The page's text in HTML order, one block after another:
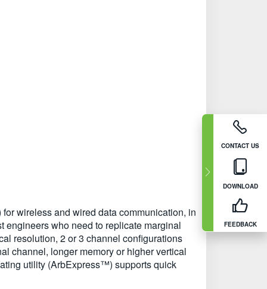
CONTACT US
DOWNLOAD
FEEDBACK
wireless and wired data communication, in
engineers who need to replicate marginal
resolution, 2 or 3 channel configurations
channel, longer memory or higher vertical
utility (ArbExpress™) supports quick